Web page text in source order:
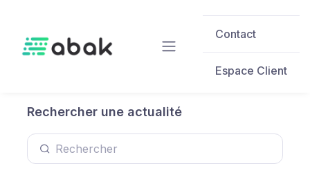
Contact
Espace Client
Rechercher une actualité